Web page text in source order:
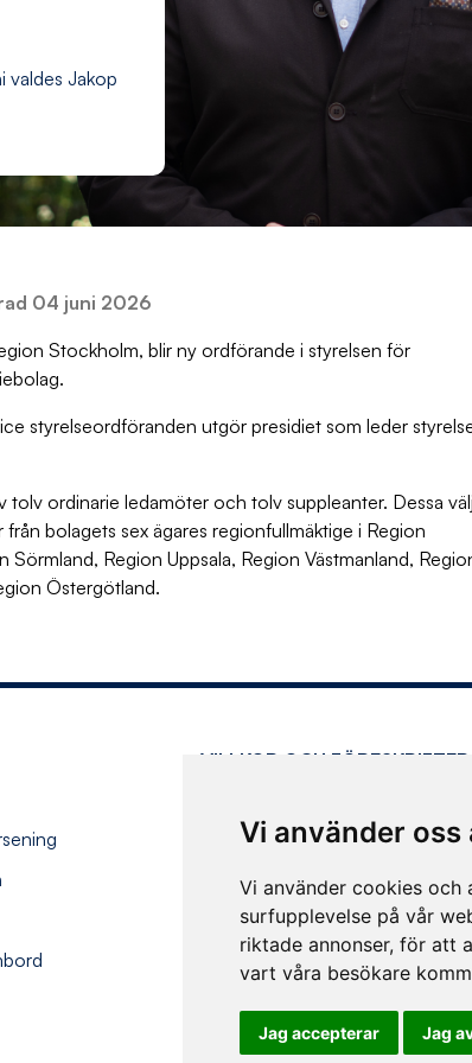
Vi använder oss
Vi använder cookies
surfupplevelse på vår
riktade annonser, för att
vart våra besökare
Jag accepterar Jag
valdes Jakop
04 juni 2026
Stockholm, blir ny ordförande i styrelsen för
styrelseordföranden utgör presidiet som leder
tolv ordinarie ledamöter och tolv suppleanter. Dessa
bolagets sex ägares regionfullmäktige i Region
Sörmland, Region Uppsala, Region Västmanland,
Östergötland.
VILLKOR OCH FÖRESKRIFTER
Resevillkor
Hantering av personuppgifter
Tillgänglighetsredogörelse
Alla villkor och föreskrifter